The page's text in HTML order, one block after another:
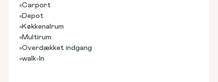
Carport
Depot
Køkkenalrum
Multirum
Overdækket indgang
walk-In